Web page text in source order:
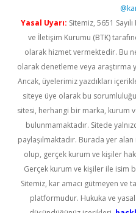
Yasal Uyarı: Sitemiz, 5651
ve İletişim Kurumu (BTK)
olarak hizmet vermektedir. Bu
olarak denetleme veya araştırma
Ancak, üyelerimiz yazdıkları
siteye üye olarak bu
sitesi, herhangi bir marka, kurum
bulunmamaktadır. Sitede
paylaşılmaktadır. Burada yer
olup, gerçek kurum ve kişiler
Gerçek kurum ve kişiler ile isim
Sitemiz, kar amacı gütmeyen ve
platformudur. Hukuka ve